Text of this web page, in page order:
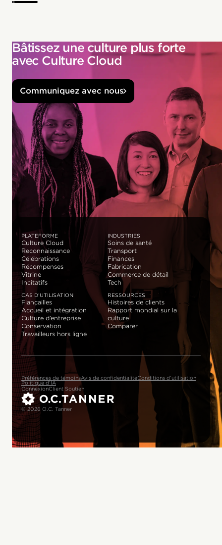
Bâtissez une culture plus forte
avec Culture Cloud
Communiquez avec nous
PLATEFORME
Culture Cloud
Reconnaissance
Célébrations
Récompenses
Vitrine
Incitatifs
INDUSTRIES
Soins de santé
Transport
Finances
Fabrication
Commerce de détail
Tech
CAS D’UTILISATION
Fiançailles
Accueil et intégration
Culture d’entreprise
Conservation
Travailleurs hors ligne
RESSOURCES
Histoires de clients
Rapport mondial sur la
culture
Comparer
Préférences de témoinsAvis de confidentialitéConditions d’utilisation
Politique d’IA
ConnexionClient Soutien
© 2026 O.C. Tanner